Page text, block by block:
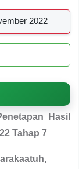
2022
Hasil
Tahap 7